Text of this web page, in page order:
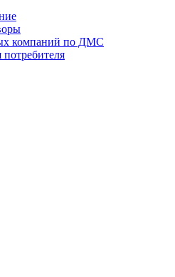
компаний по ДМС